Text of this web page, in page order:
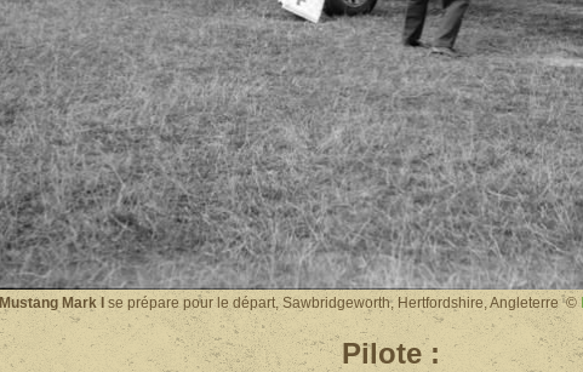
Mustang Mark Ise prépare pour le départ, Sawbridgeworth, Hertfordshire, Angleterre ©
Pilote :